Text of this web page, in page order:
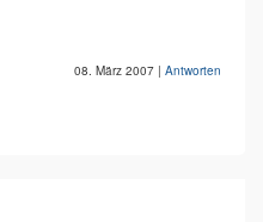
08. März 2007 | Antworten